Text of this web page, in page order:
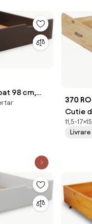
98 cm,
370
Cutie
11,5-